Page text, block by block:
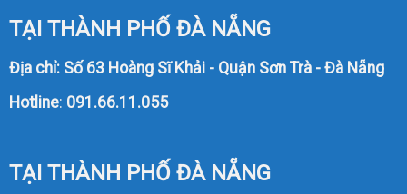
TẠI THÀNH PHỐ ĐÀ NẴNG
Địa chỉ: Số 63 Hoàng Sĩ Khải - Quận Sơn Trà - Đà Nẵng
Hotline: 091.66.11.055
TẠI THÀNH PHỐ ĐÀ NẴNG